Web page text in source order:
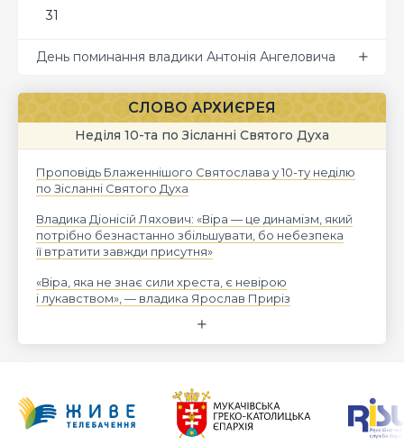
31
День поминання владики Антонія Ангеловича
СЛОВО АРХИЄРЕЯ
Неділя 10-та по Зісланні Святого Духа
Проповідь Блаженнішого Святослава у 10-ту неділю
по Зісланні Святого Духа
Владика Діонісій Ляхович: «Віра — це динамізм, який
потрібно безнастанно збільшувати, бо небезпека
її втратити завжди присутня»
«Віра, яка не знає сили хреста, є невірою
і лукавством», — владика Ярослав Приріз